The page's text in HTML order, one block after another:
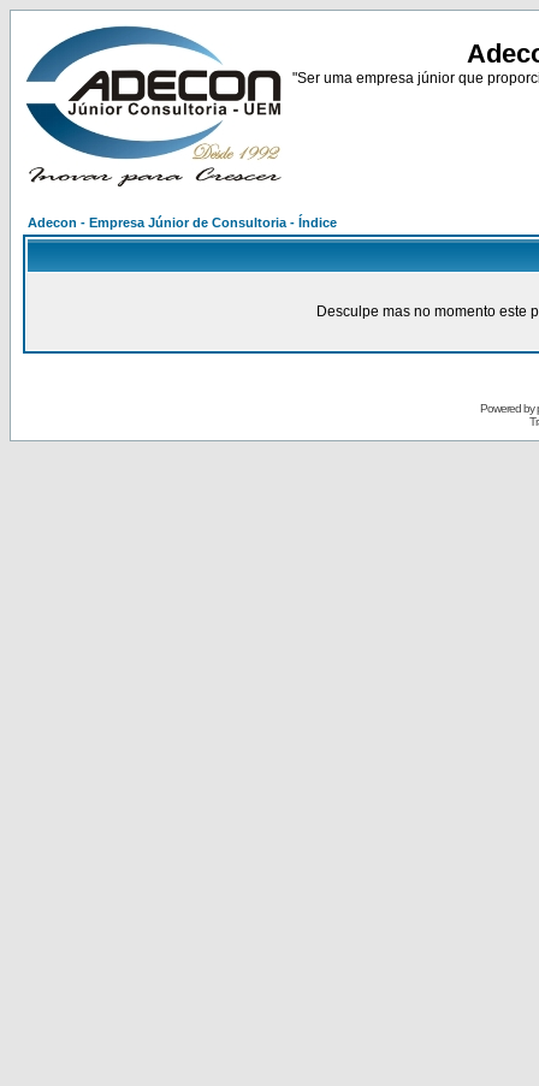
"Ser uma empresa júnior que
Adecon - Empresa Júnior de Consultoria - Índice
Desculpe mas no momento este
Powered by